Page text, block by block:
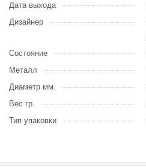
Дата выхода
Дизайнер
Состояние
Металл
Диаметр мм.
Вес гр.
Тип упаковки